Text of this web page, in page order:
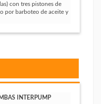
con tres pistones de
por barboteo de aceite y
INTERPUMP